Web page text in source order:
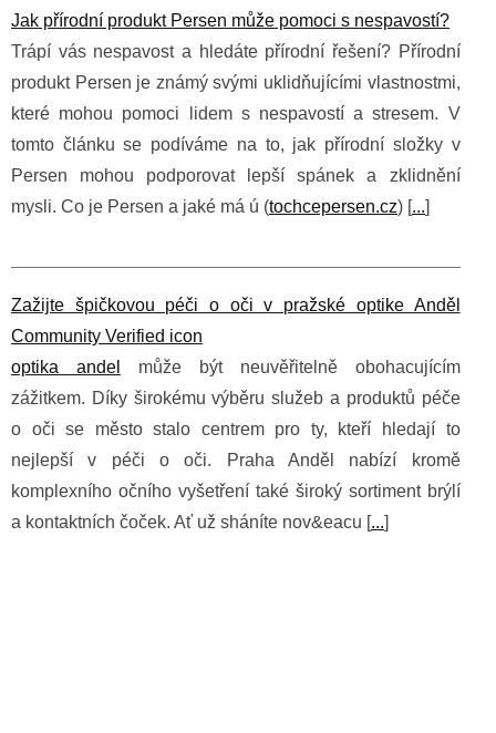
Jak přírodní produkt Persen může pomoci s nespavostí?
Trápí vás nespavost a hledáte přírodní řešení? Přírodní
produkt Persen je známý svými uklidňujícími vlastnostmi,
které mohou pomoci lidem s nespavostí a stresem. V
tomto článku se podíváme na to, jak přírodní složky v
Persen mohou podporovat lepší spánek a zklidnění
mysli. Co je Persen a jaké má ú (tochcepersen.cz) [...]
Zažijte špičkovou péči o oči v pražské optike Anděl
Community Verified icon
optika andel
může být neuvěřitelně obohacujícím
zážitkem. Díky širokému výběru služeb a produktů péče
o oči se město stalo centrem pro ty, kteří hledají to
nejlepší v péči o oči. Praha Anděl nabízí kromě
komplexního očního vyšetření také široký sortiment brýlí
a kontaktních čoček. Ať už sháníte nov&eacu [...]